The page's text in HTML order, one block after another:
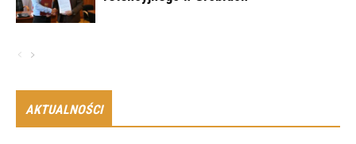
AKTUALNOŚCI